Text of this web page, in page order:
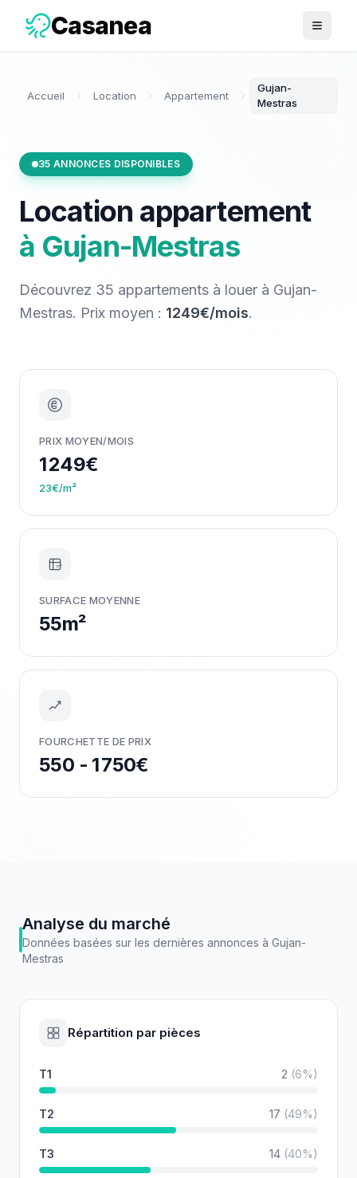
Casanea Ouvrir
Accueil Location Appartement
Gujan-
Mestras
35 ANNONCES DISPONIBLES
Location appartement
à Gujan-Mestras
Découvrez 35 appartements à louer à Gujan-
Mestras. Prix moyen : 1249€/mois.
PRIX MOYEN/MOIS
1 249€
23€/m²
m²
SURFACE MOYENNE
55m²
FOURCHETTE DE PRIX
550 - 1 750€
Analyse du marché
Données basées sur les dernières annonces à Gujan-
Mestras
Répartition par pièces
T1 2 (6%)
T2 17 (49%)
T3 14 (40%)